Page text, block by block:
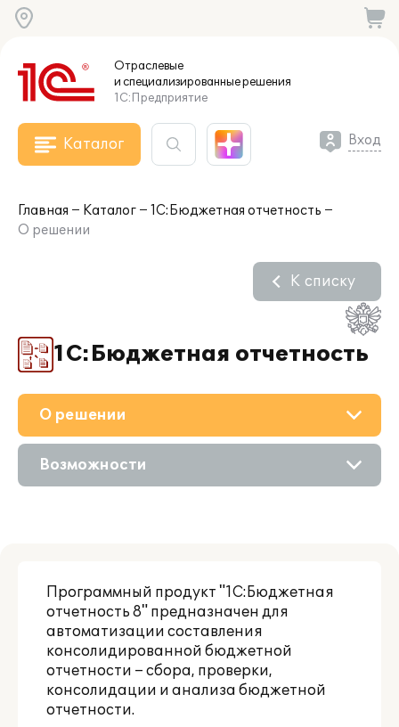
Отраслевые
и специализированныерешения
1С:Предприятие
Каталог Вход
Главная Каталог
1С:Бюджетная отчетность
О решении
1С:Бюджетная отчетность
К списку
О решении
Приобретение
Возможности
Программный продукт "1С:Бюджетная
отчетность 8" предназначен для
автоматизации составления
консолидированной бюджетной
отчетности – сбора, проверки,
консолидации и анализа бюджетной
отчетности.